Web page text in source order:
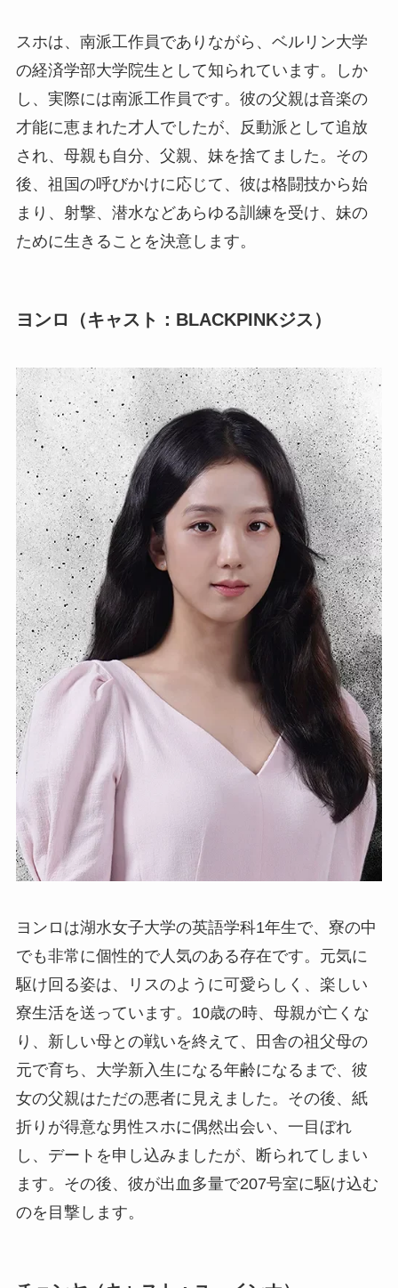
スホは、南派工作員でありながら、ベルリン大学
の経済学部大学院生として知られています。しか
し、実際には南派工作員です。彼の父親は音楽の
才能に恵まれた才人でしたが、反動派として追放
され、母親も自分、父親、妹を捨てました。その
後、祖国の呼びかけに応じて、彼は格闘技から始
まり、射撃、潜水などあらゆる訓練を受け、妹の
ために生きることを決意します。
ヨンロ（キャスト：BLACKPINKジス）
ヨンロは湖水女子大学の英語学科1年生で、寮の中
でも非常に個性的で人気のある存在です。元気に
駆け回る姿は、リスのように可愛らしく、楽しい
寮生活を送っています。10歳の時、母親が亡くな
り、新しい母との戦いを終えて、田舎の祖父母の
元で育ち、大学新入生になる年齢になるまで、彼
女の父親はただの悪者に見えました。その後、紙
折りが得意な男性スホに偶然出会い、一目ぼれ
し、デートを申し込みましたが、断られてしまい
ます。その後、彼が出血多量で207号室に駆け込む
のを目撃します。